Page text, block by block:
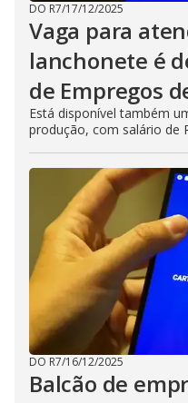
DO R7/17/12/2025
Vaga para
lanchonete é
de Empregos
Está disponível também
produção, com salário de
DO R7/16/12/2025
Balcão de